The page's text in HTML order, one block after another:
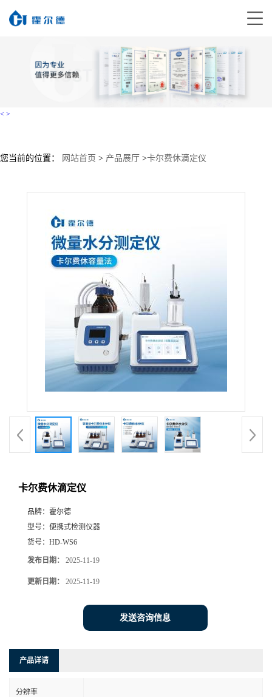
< >
您当前的位置： 网站首页 > 产品展厅 >卡尔费休滴定仪
卡尔费休滴定仪
品牌： 霍尔德
型号： 便携式检测仪器
货号： HD-WS6
发布日期： 2025-11-19
更新日期： 2025-11-19
发送咨询信息
产品详请
分辨率